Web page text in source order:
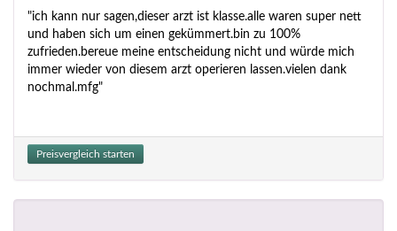
"ich kann nur sagen,dieser arzt ist klasse.alle waren super nett
und haben sich um einen gekümmert.bin zu 100%
zufrieden.bereue meine entscheidung nicht und würde mich
immer wieder von diesem arzt operieren lassen.vielen dank
nochmal.mfg"
Preisvergleich starten